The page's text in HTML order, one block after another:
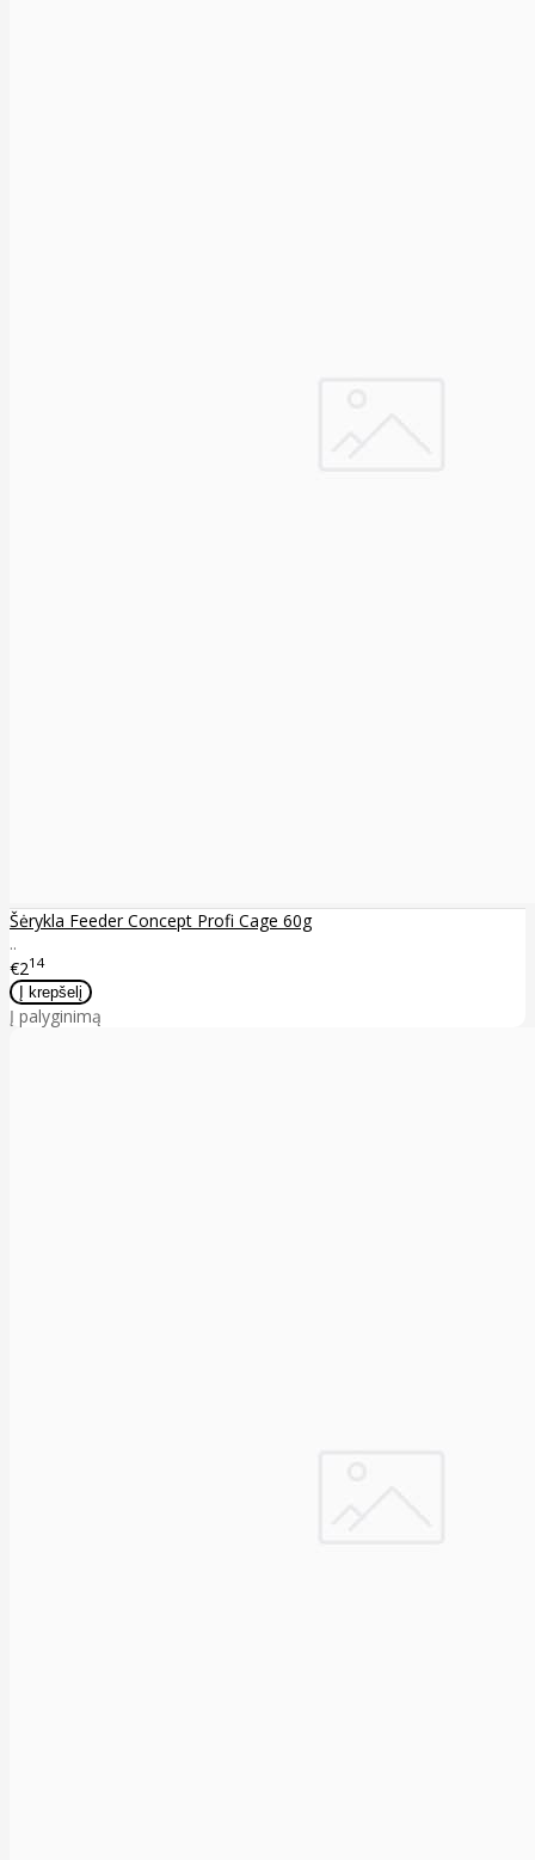
Šėrykla Feeder Concept Profi Cage 60g
..
€214
Į palyginimą